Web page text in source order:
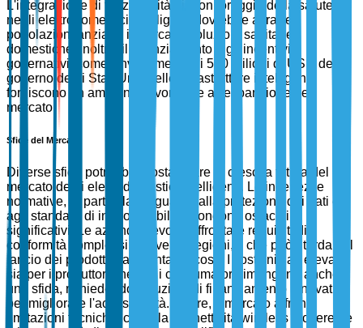
L'integrazione di funzionalità di monitoraggio della salute
negli elettrodomestici intelligenti dovrebbe attrarre
popolazioni anziane in cerca di soluzioni sanitarie
domestiche. Inoltre, il finanziamento e gli incentivi
governativi, come l'investimento di 500 milioni di USD del
governo degli Stati Uniti nelle infrastrutture intelligenti,
forniscono un ambiente favorevole all'espansione del
mercato.
Sfide del Mercato
Diverse sfide potrebbero ostacolare la crescita futura del
mercato degli elettrodomestici intelligenti. Le incertezze
normative, in particolare riguardo alla protezione dei dati e
agli standard di interoperabilità, pongono ostacoli
significativi. Le aziende devono affrontare requisiti di
conformità complessi in diverse regioni, il che può ritardare il
lancio dei prodotti e aumentare i costi. I costi iniziali elevati
sia per i produttori che per i consumatori rimangono anche
una sfida, richiedendo soluzioni di finanziamento innovative
per migliorare l'accessibilità. Inoltre, il mercato affronta
limitazioni tecniche, come la connettività wireless incoerente